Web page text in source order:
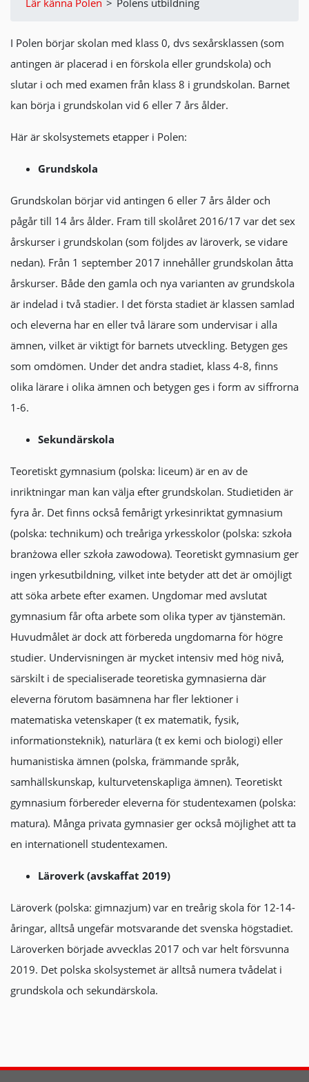
Lär känna Polen > Polens utbildning
I Polen börjar skolan med klass 0, dvs sexårsklassen (som
antingen är placerad i en förskola eller grundskola) och
slutar i och med examen från klass 8 i grundskolan. Barnet
kan börja i grundskolan vid 6 eller 7 års ålder.
Här är skolsystemets etapper i Polen:
Grundskola
Grundskolan börjar vid antingen 6 eller 7 års ålder och
pågår till 14 års ålder. Fram till skolåret 2016/17 var det sex
årskurser i grundskolan (som följdes av läroverk, se vidare
nedan). Från 1 september 2017 innehåller grundskolan åtta
årskurser. Både den gamla och nya varianten av grundskola
är indelad i två stadier. I det första stadiet är klassen samlad
och eleverna har en eller två lärare som undervisar i alla
ämnen, vilket är viktigt för barnets utveckling. Betygen ges
som omdömen. Under det andra stadiet, klass 4-8, finns
olika lärare i olika ämnen och betygen ges i form av siffrorna
1-6.
Sekundärskola
Teoretiskt gymnasium (polska: liceum) är en av de
inriktningar man kan välja efter grundskolan. Studietiden är
fyra år. Det finns också femårigt yrkesinriktat gymnasium
(polska: technikum) och treåriga yrkesskolor (polska: szkoła
branżowa eller szkoła zawodowa). Teoretiskt gymnasium ger
ingen yrkesutbildning, vilket inte betyder att det är omöjligt
att söka arbete efter examen. Ungdomar med avslutat
gymnasium får ofta arbete som olika typer av tjänstemän.
Huvudmålet är dock att förbereda ungdomarna för högre
studier. Undervisningen är mycket intensiv med hög nivå,
särskilt i de specialiserade teoretiska gymnasierna där
eleverna förutom basämnena har fler lektioner i
matematiska vetenskaper (t ex matematik, fysik,
informationsteknik), naturlära (t ex kemi och biologi) eller
humanistiska ämnen (polska, främmande språk,
samhällskunskap, kulturvetenskapliga ämnen). Teoretiskt
gymnasium förbereder eleverna för studentexamen (polska:
matura). Många privata gymnasier ger också möjlighet att ta
en internationell studentexamen.
Läroverk (avskaffat 2019)
Läroverk (polska: gimnazjum) var en treårig skola för 12-14-
åringar, alltså ungefär motsvarande det svenska högstadiet.
Läroverken började avvecklas 2017 och var helt försvunna
2019. Det polska skolsystemet är alltså numera tvådelat i
grundskola och sekundärskola.